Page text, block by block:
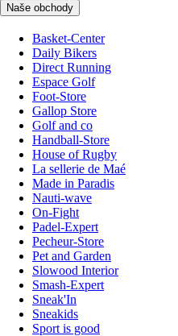
Naše obchody
Basket-Center
Daily Bikers
Direct Running
Espace Golf
Foot-Store
Gallop Store
Golf and co
Handball-Store
House of Rugby
La sellerie de Maé
Made in Paradis
Nauti-wave
On-Fight
Padel-Expert
Pecheur-Store
Pet and Garden
Slowood Interior
Smash-Expert
Sneak'In
Sneakids
Sport is good